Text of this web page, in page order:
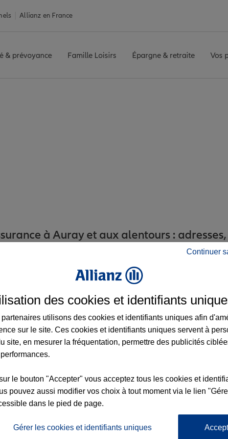
Allianz en France
& prévoyance Famille Loisirs Épargne & retraite Vos
à Auray et aux alentours :
2
Continuer
des cookies et identifiants
partenaires utilisons des cookies et identifiants uniques afin
sur le site. Ces cookies et identifiants uniques servent à
site, en mesurer la fréquentation, permettre des publicités
le bouton "Accepter" vous acceptez tous les cookies et
pouvez aussi modifier vos choix à tout moment via le lien
dans le pied de page.
Gérer les cookies et identifiants uniques